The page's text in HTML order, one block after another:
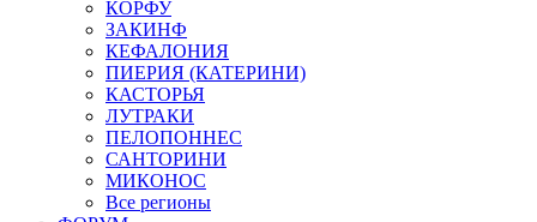
КОРФУ
ЗАКИНФ
КЕФАЛОНИЯ
ПИЕРИЯ (КАТЕРИНИ)
КАСТОРЬЯ
ЛУТРАКИ
ПЕЛОПОННЕС
САНТОРИНИ
МИКОНОС
Все регионы